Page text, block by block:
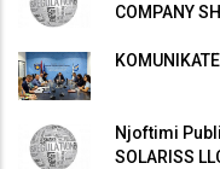
COMPANY
KOMUNIKATË
Njoftimi
SOLARISS